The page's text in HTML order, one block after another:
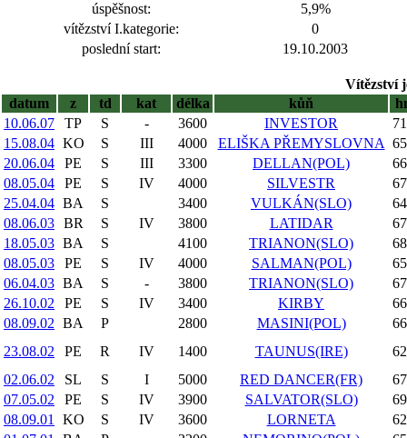
úspěšnost:
5,9%
vítězství I.kategorie:
0
poslední start:
19.10.2003
Vítězství
datum
z td kat délka kůň
10.06.07
TP S - 3600 INVESTOR
15.08.04 KO S III 4000 ELIŠKA PŘEMYSLOVNA
20.06.04
PE S III 3300 DELLAN(POL)
08.05.04
PE S IV 4000 SILVESTR
25.04.04 BA S 3400 VULKÁN(SLO)
08.06.03 BR S IV 3800 LATIDAR
18.05.03 BA S 4100 TRIANON(SLO)
08.05.03
PE S IV 4000 SALMAN(POL)
06.04.03 BA S - 3800 TRIANON(SLO)
26.10.02
PE S IV 3400 KIRBY
08.09.02 BA P 2800 MASINI(POL)
23.08.02
PE R IV 1400 TAUNUS(IRE)
02.06.02
SL S I 5000 RED DANCER(FR)
07.05.02
PE S IV 3900 SALVATOR(SLO)
08.09.01
KO S IV 3600 LORNETA